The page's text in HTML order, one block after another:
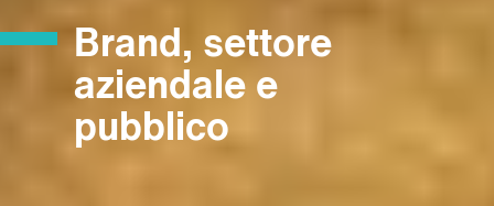
Brand, settore
aziendale e
pubblico